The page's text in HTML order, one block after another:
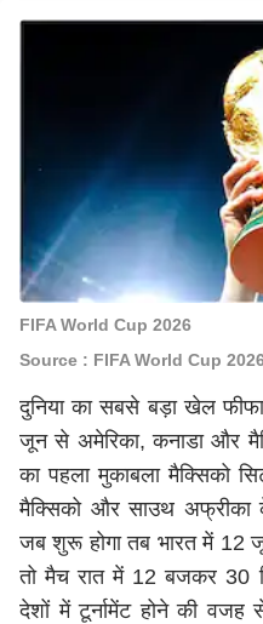
FIFA World Cup 2026
Source : FIFA World Cup
दुनिया का सबसे बड़ा खेल
जून से अमेरिका, कनाडा और
का पहला मुकाबला मैक्सिको
मैक्सिको और साउथ अफ्रीका
जब शुरू होगा तब भारत में 12
तो मैच रात में 12 बजकर 30
देशों में टूर्नामेंट होने की